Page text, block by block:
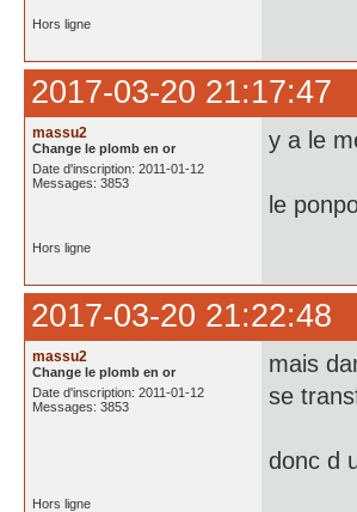
Hors ligne
2017-03-20 21:17:47
massu2
Change le plomb en or
Date d'inscription: 2011-01-12
Messages: 3853
y a le
le
Hors ligne
2017-03-20 21:22:48
massu2
Change le plomb en or
Date d'inscription: 2011-01-12
Messages: 3853
mais
se
donc d
Hors ligne